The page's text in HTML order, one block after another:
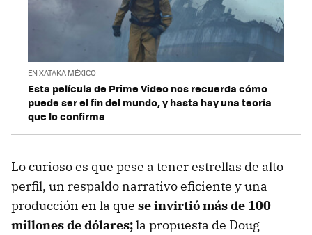
EN XATAKA MÉXICO
Esta película de Prime Video nos recuerda cómo
puede ser el fin del mundo, y hasta hay una teoría
que lo confirma
Lo curioso es que pese a tener estrellas de alto
perfil, un respaldo narrativo eficiente y una
producción en la que se invirtió más de 100
millones de dólares;la propuesta de Doug